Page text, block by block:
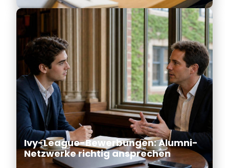
Ivy-League-Bewerbungen: Alumni-
Netzwerke richtig ansprechen